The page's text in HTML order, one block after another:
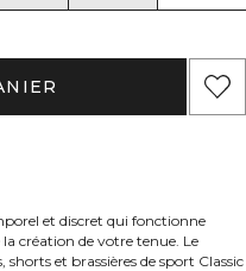
et discret qui fonctionne
création de votre tenue. Le
et brassières de sport Classic